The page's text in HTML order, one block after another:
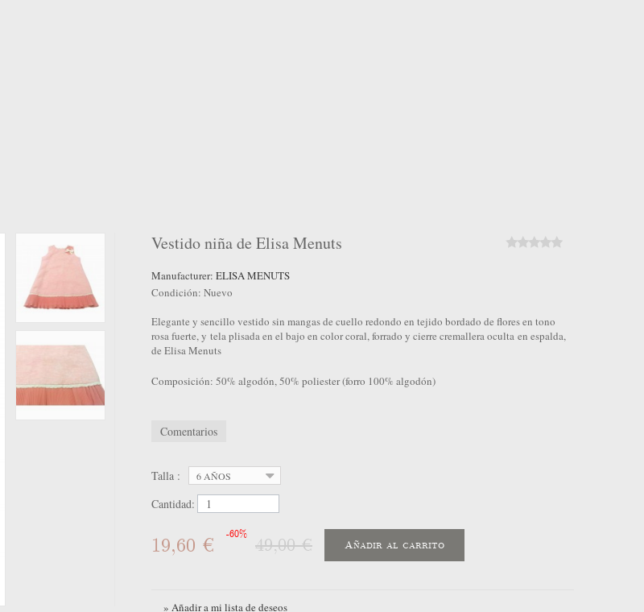
Vestido niña de Elisa Menuts
Manufacturer: ELISA MENUTS
Condición: Nuevo
Elegante y sencillo vestido sin mangas de cuello redondo en tejido bordado de flores en tono
rosa fuerte, y tela plisada en el bajo en color coral, forrado y cierre cremallera oculta en espalda,
de Elisa Menuts
Composición: 50% algodón, 50% poliester (forro 100% algodón)
Comentarios
Talla : 6 AÑOS
Cantidad:
19,60 € -60%
49,00 € Añadir al carrito
» Añadir a mi lista de deseos